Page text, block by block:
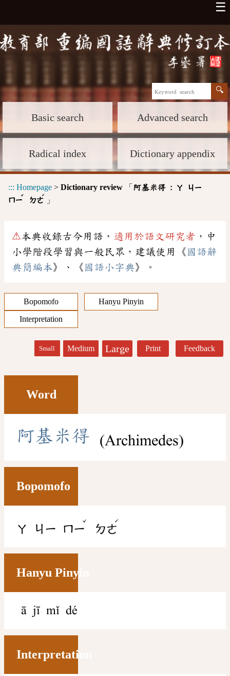
☰
Basic search Advanced search
Radical index Dictionary appendix
::: Homepage > Dictionary review 「 阿基米得 : ㄚ
ㄐㄧ
ㄇㄧ
ˇ
ㄉㄜ
ˊ
」
⚠本典收錄古今用語， 適用於語文研究者 ，中
小學階段學習與一般民眾，建議使用《 國語辭
典簡編本》、《 國語小字典》。
Bopomofo
Hanyu Pinyin
Interpretation
Small Medium Large Print Feedback
Word
阿基米得 (Archimedes)
Bopomofo
ㄚ ㄐㄧ ㄇㄧ
ˇ
ㄉㄜ
ˊ
Hanyu Pinyin
ā jī mǐ dé
Interpretation